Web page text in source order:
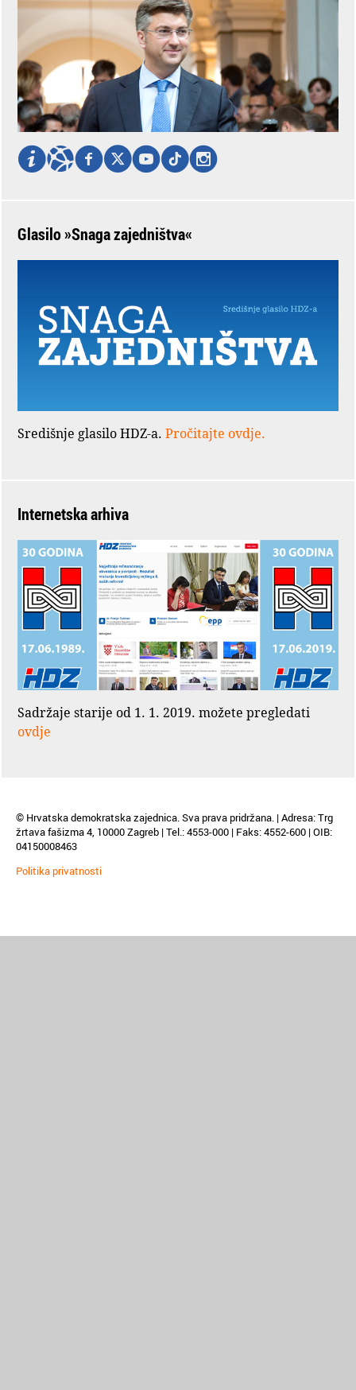
Glasilo »Snaga zajedništva«
Središnje glasilo HDZ-a. Pročitajte ovdje.
Internetska arhiva
Sadržaje starije od 1. 1. 2019. možete pregledati
ovdje
© Hrvatska demokratska zajednica. Sva prava pridržana. | Adresa: Trg
žrtava fašizma 4, 10000 Zagreb | Tel.: 4553-000 | Faks: 4552-600 | OIB:
04150008463
Politika privatnosti